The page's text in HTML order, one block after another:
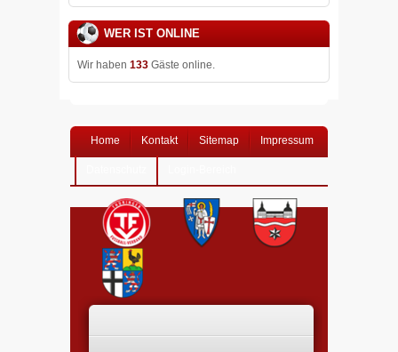
WER IST ONLINE
Wir haben 133 Gäste online.
Home Kontakt Sitemap Impressum